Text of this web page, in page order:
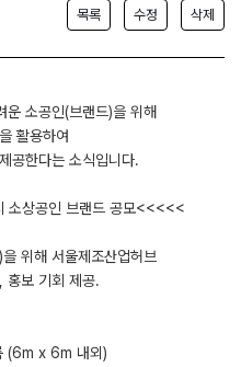
목록 수정 삭제
운 소공인(브랜드)을 위해
활용하여
공한다는 소식입니다.
소상공인 브랜드 공모<<<<<
위해 서울제조산업허브
홍보 기회 제공.
(6m x 6m 내외)